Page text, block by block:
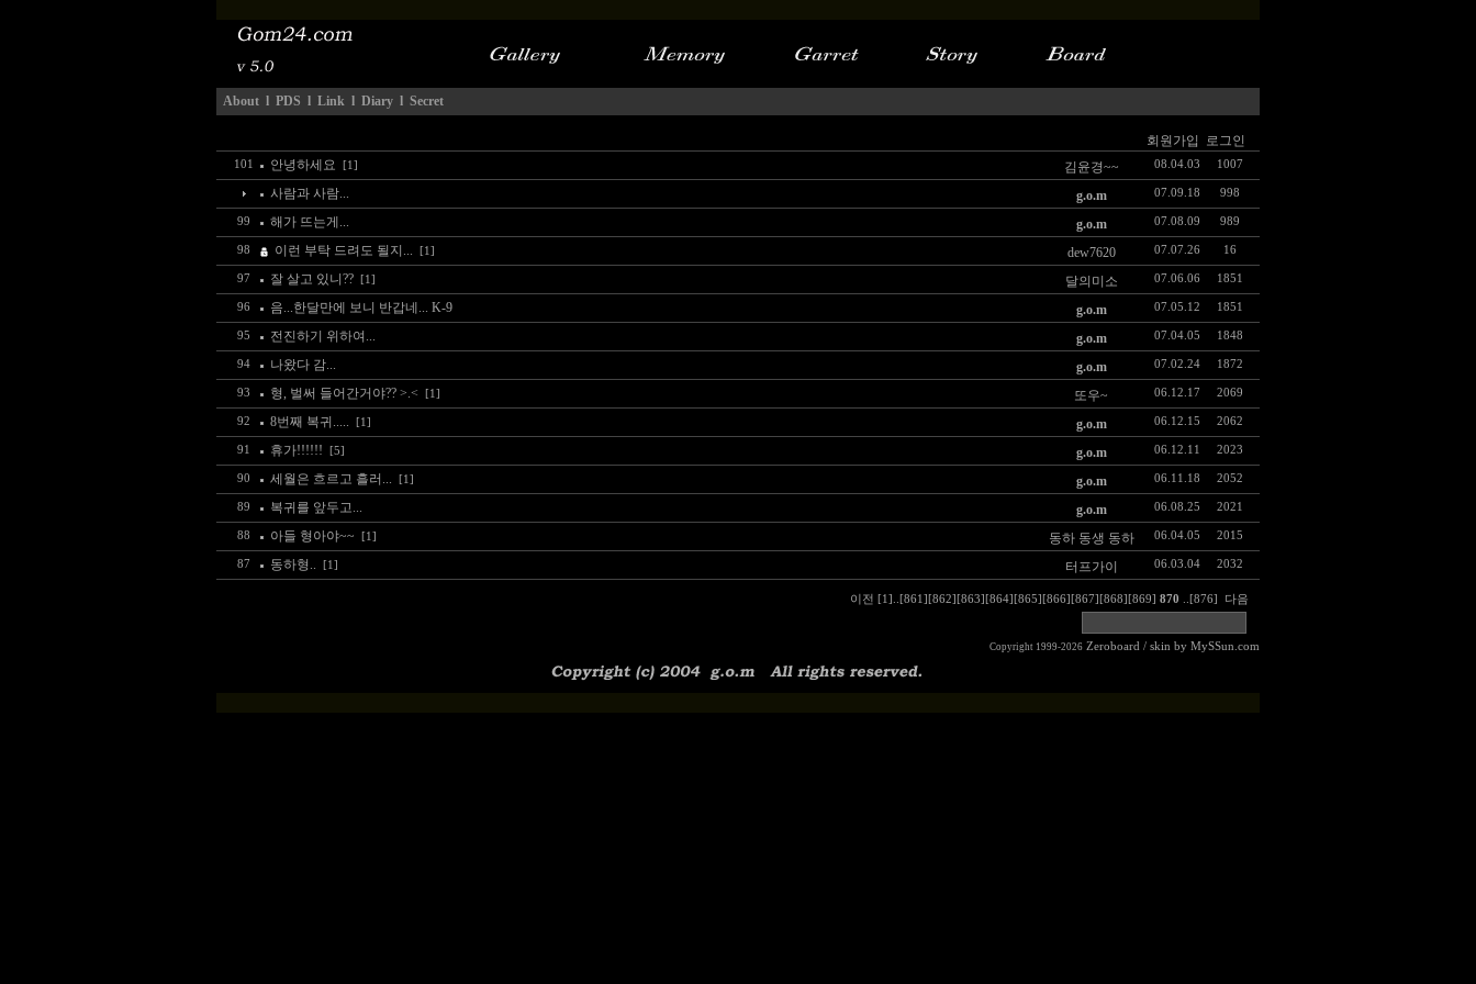
About l PDS l Link l Diary l Secret
회원가입 로그인
101 안녕하세요 [1] 김윤경~~ 08.04.03 1007
사람과 사람... g.o.m 07.09.18 998
99 해가 뜨는게... g.o.m 07.08.09 989
98 이런 부탁 드려도 될지... [1] dew7620 07.07.26 16
97 잘 살고 있니?? [1] 달의미소 07.06.06 1851
96 음...한달만에 보니 반갑네... K-9 g.o.m 07.05.12 1851
95 전진하기 위하여... g.o.m 07.04.05 1848
94 나왔다 감... g.o.m 07.02.24 1872
93 형, 벌써 들어간거야?? >.< [1] 또우~ 06.12.17 2069
92 8번째 복귀..... [1] g.o.m 06.12.15 2062
91 휴가!!!!!! [5] g.o.m 06.12.11 2023
90 세월은 흐르고 흘러... [1] g.o.m 06.11.18 2052
89 복귀를 앞두고... g.o.m 06.08.25 2021
88 아들 형아야~~ [1] 동하 동생 동하 06.04.05 2015
87 동하형.. [1] 터프가이 06.03.04 2032
이전 [1] [861] [862] [863] [864] [865] [866] [867] [868] [869] 870 [876] 다음
Copyright 1999-2026 Zeroboard / skin by MySSun.com